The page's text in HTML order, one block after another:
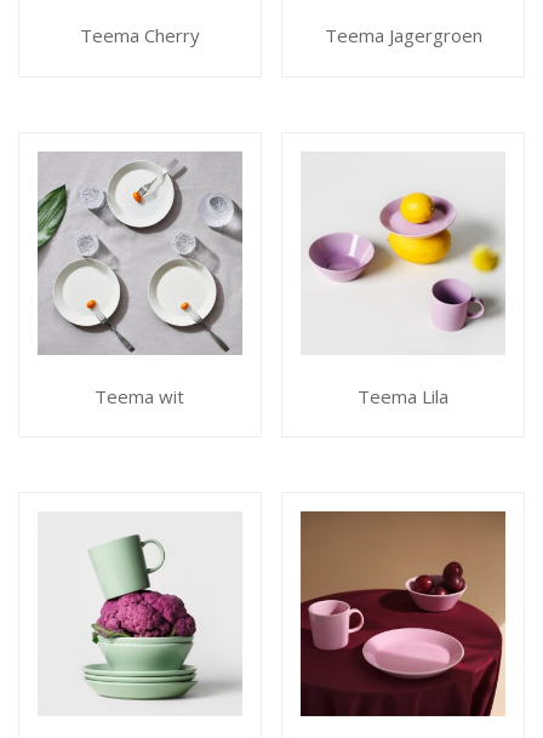
Teema Cherry Teema Jagergroen
Teema wit Teema Lila